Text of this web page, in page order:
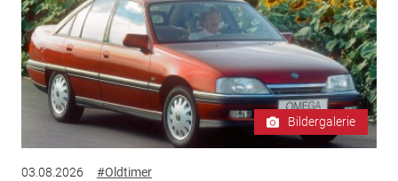
Bildergalerie
03.08.2026 #Oldtimer